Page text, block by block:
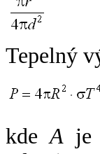
Tepelný
kdeA je